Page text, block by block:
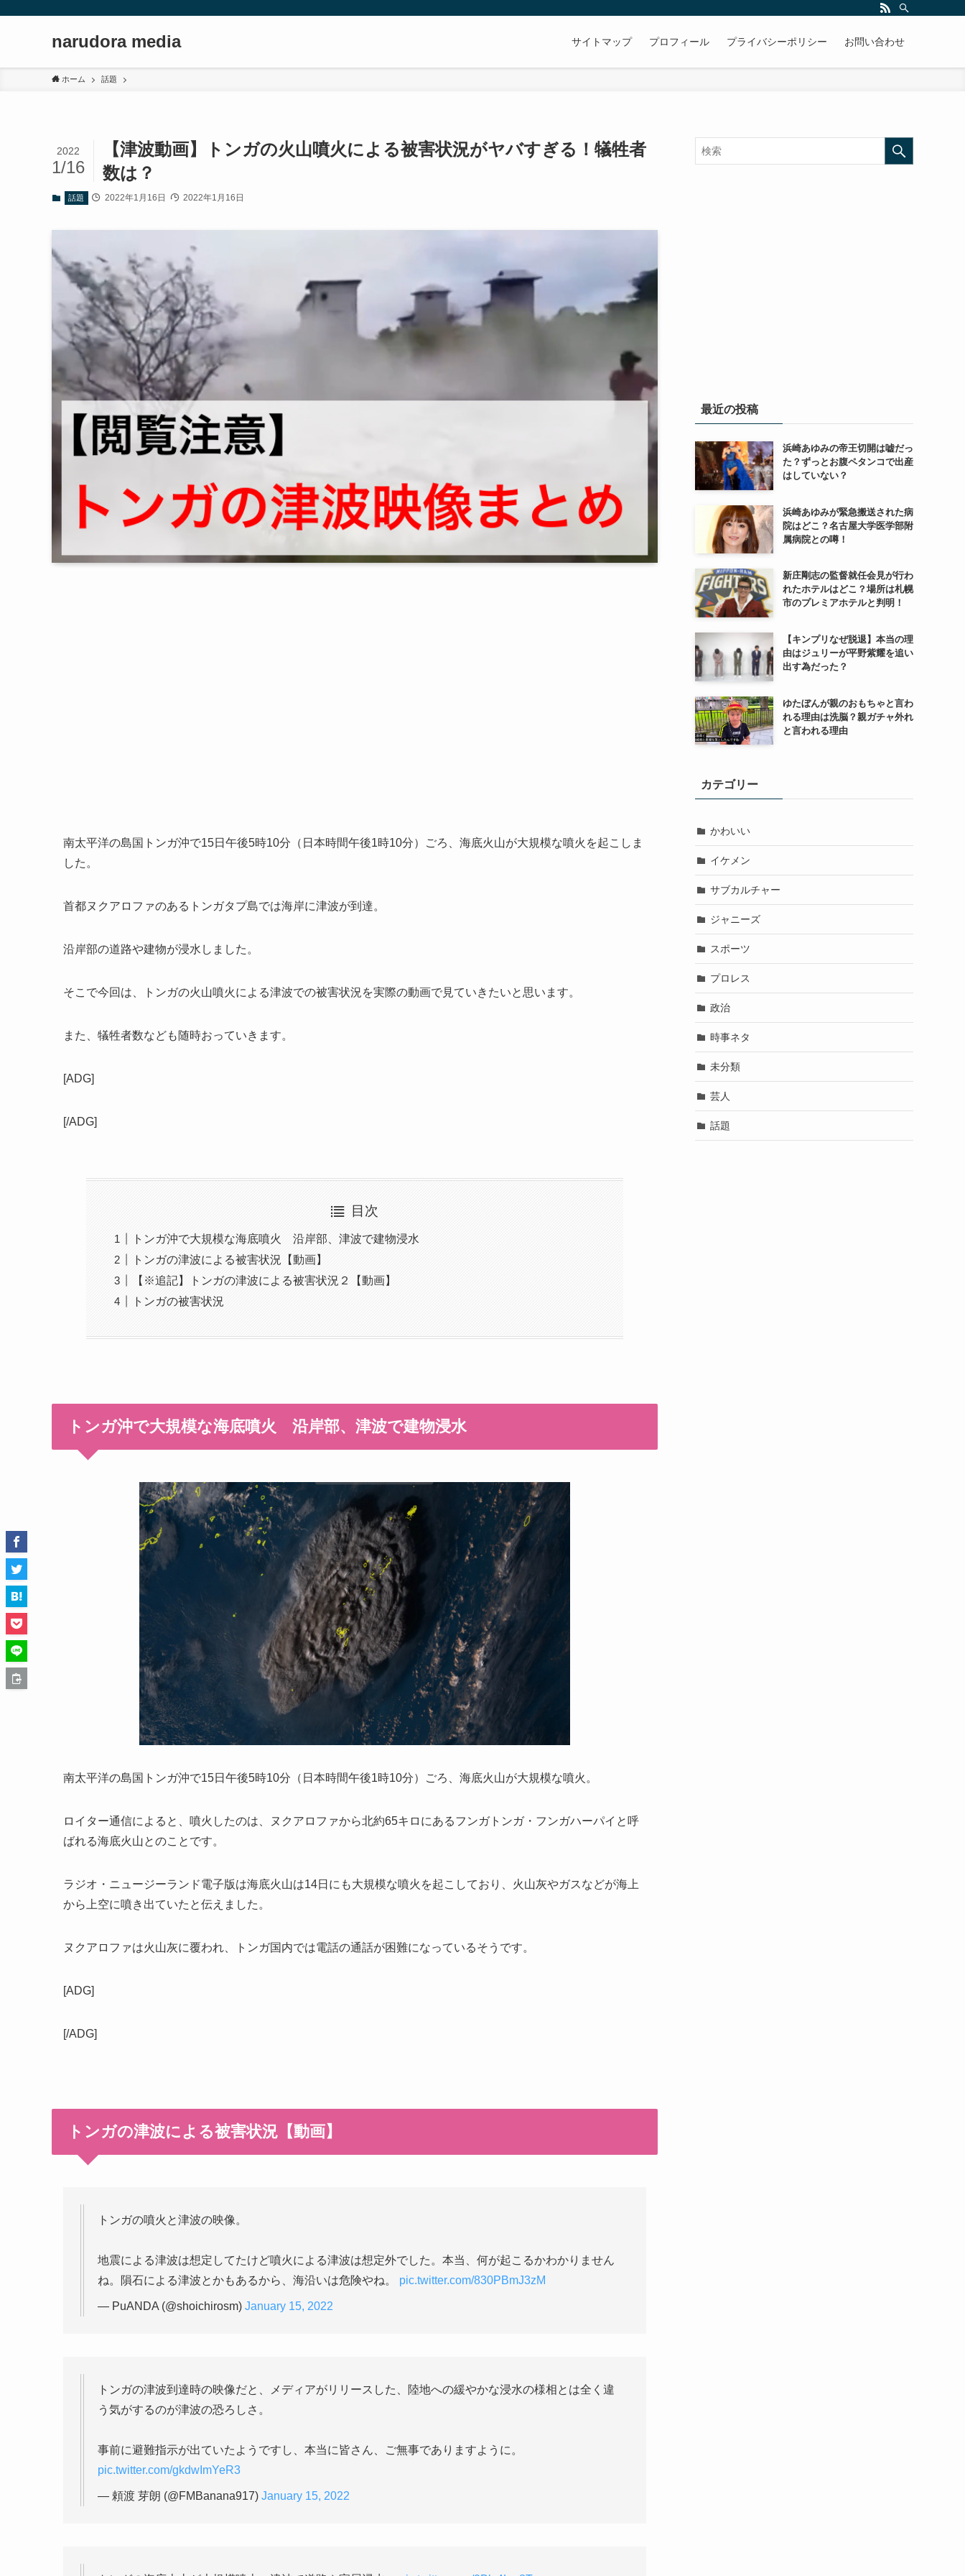
narudora media サイトマップ プロフィール プライバシーポリシー お問い合わせ
ホーム 話題
【津波動画】トンガの火山噴火による被害状況がヤバすぎる！犠牲者
数は？
2022
1/16
話題 2022年1月16日 2022年1月16日
南太平洋の島国トンガ沖で15日午後5時10分（日本時間午後1時10分）ごろ、海底火山が大規模な噴火を起こしま
した。
首都ヌクアロファのあるトンガタプ島では海岸に津波が到達。
沿岸部の道路や建物が浸水しました。
そこで今回は、トンガの火山噴火による津波での被害状況を実際の動画で見ていきたいと思います。
また、犠牲者数なども随時おっていきます。
[ADG]
[/ADG]
目次
トンガ沖で大規模な海底噴火 沿岸部、津波で建物浸水
トンガの津波による被害状況【動画】
【※追記】トンガの津波による被害状況２【動画】
トンガの被害状況
トンガ沖で大規模な海底噴火 沿岸部、津波で建物浸水
南太平洋の島国トンガ沖で15日午後5時10分（日本時間午後1時10分）ごろ、海底火山が大規模な噴火。
ロイター通信によると、噴火したのは、ヌクアロファから北約65キロにあるフンガトンガ・フンガハーパイと呼
ばれる海底火山とのことです。
ラジオ・ニュージーランド電子版は海底火山は14日にも大規模な噴火を起こしており、火山灰やガスなどが海上
から上空に噴き出ていたと伝えました。
ヌクアロファは火山灰に覆われ、トンガ国内では電話の通話が困難になっているそうです。
[ADG]
[/ADG]
トンガの津波による被害状況【動画】
トンガの噴火と津波の映像。
地震による津波は想定してたけど噴火による津波は想定外でした。本当、何が起こるかわかりません
ね。隕石による津波とかもあるから、海沿いは危険やね。 pic.twitter.com/830PBmJ3zM
— PuANDA (@shoichirosm) January 15, 2022
トンガの津波到達時の映像だと、メディアがリリースした、陸地への緩やかな浸水の様相とは全く違
う気がするのが津波の恐ろしさ。
事前に避難指示が出ていたようですし、本当に皆さん、ご無事でありますように。
pic.twitter.com/gkdwImYeR3
— 頼渡 芽朗 (@FMBanana917) January 15, 2022
最近の投稿
浜崎あゆみの帝王切開は嘘だっ
た？ずっとお腹ペタンコで出産
はしていない？
浜崎あゆみが緊急搬送された病
院はどこ？名古屋大学医学部附
属病院との噂！
新庄剛志の監督就任会見が行わ
れたホテルはどこ？場所は札幌
市のプレミアホテルと判明！
【キンプリなぜ脱退】本当の理
由はジュリーが平野紫耀を追い
出す為だった？
ゆたぼんが親のおもちゃと言わ
れる理由は洗脳？親ガチャ外れ
と言われる理由
カテゴリー
かわいい
イケメン
サブカルチャー
ジャニーズ
スポーツ
プロレス
政治
時事ネタ
未分類
芸人
話題